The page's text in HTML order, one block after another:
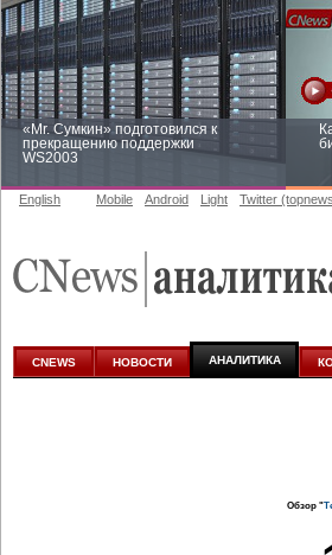
«Mr. Сумкин» подготовился к
прекращению поддержки
WS2003
аналитике
English Mobile Android Light Twitter
CNEWS НОВОСТИ АНАЛИТИКА
Обзор "